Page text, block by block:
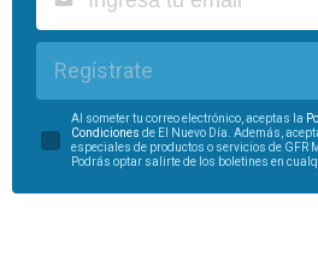
Regístrate
Al someter tu correo electrónico, aceptas la
Condiciones de El Nuevo Día. Además,
especiales de productos o servicios de GFR
Podrás optar salirte de los boletines en